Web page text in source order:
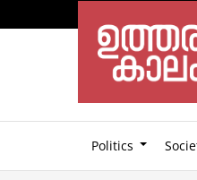
Politics